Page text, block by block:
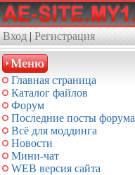
Вход | Регистрация
Меню
Главная страница
Каталог файлов
Форум
Последние посты форума
Всё для моддинга
Новости
Мини-чат
WEB версия сайта